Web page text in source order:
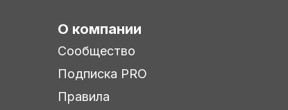
О компании
Сообщество
Подписка PRO
Правила